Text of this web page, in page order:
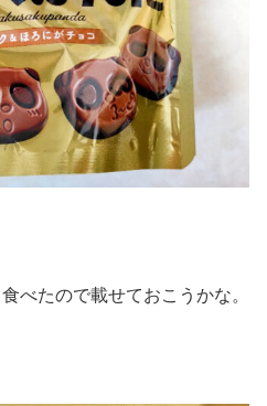
べたので載せておこうかな。